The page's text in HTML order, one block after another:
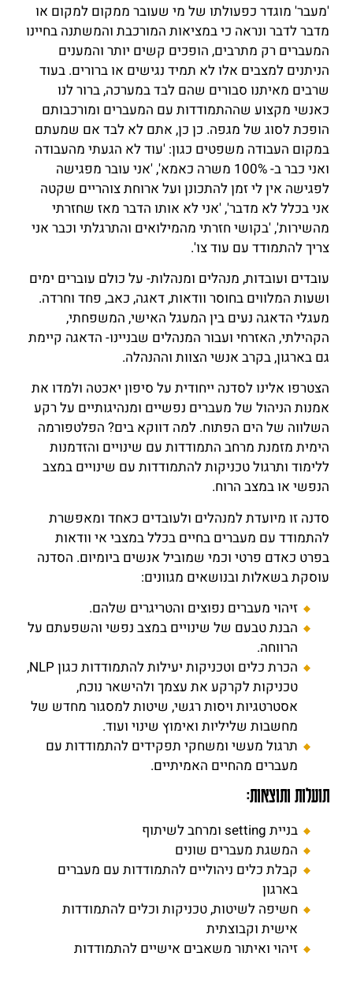
'מעבר' מוגדר כפעולתו של מי שעובר ממקום למקום או
מדבר לדבר ונראה כי במציאות המורכבת והמשתנה בחיינו
המעברים רק מתרבים, הופכים קשים יותר והמענים
הניתנים למצבים אלו לא תמיד נגישים או ברורים. בעוד
שרבים מאיתנו סבורים שהם לבד במערכה, ברור לנו
כאנשי מקצוע שההתמודדות עם המעברים ומורכבותם
הופכת לסוג של מגפה. כן כן, אתם לא לבד אם שמעתם
במקום העבודה משפטים כגון: 'עוד לא הגעתי מהעבודה
ואני כבר ב- 100% משרה כאמא', 'אני עובר מפגישה
לפגישה אין לי זמן להתכונן ועל ארוחת צוהריים שקטה
אני בכלל לא מדבר', 'אני לא אותו הדבר מאז שחזרתי
מהשירות', 'בקושי חזרתי מהמילואים והתרגלתי וכבר אני
צריך להתמודד עם עוד צו'.
עובדים ועובדות, מנהלים ומנהלות- על כולם עוברים ימים
ושעות המלווים בחוסר וודאות, דאגה, כאב, פחד וחרדה.
מעגלי הדאגה נעים בין המעגל האישי, המשפחתי,
הקהילתי, האזרחי ועבור המנהלים שבניינו- הדאגה קיימת
גם בארגון, בקרב אנשי הצוות וההנהלה.
הצטרפו אלינו לסדנה ייחודית על סיפון יאכטה ולמדו את
אמנות הניהול של מעברים נפשיים ומנהיגותיים על רקע
השלווה של הים הפתוח. למה דווקא בים? הפלטפורמה
הימית מזמנת מרחב התמודדות עם שינויים והזדמנות
ללימוד ותרגול טכניקות להתמודדות עם שינויים במצב
הנפשי או במצב הרוח.
סדנה זו מיועדת למנהלים ולעובדים כאחד ומאפשרת
להתמודד עם מעברים בחיים בכלל במצבי אי וודאות
בפרט כאדם פרטי וכמי שמוביל אנשים ביומיום. הסדנה
עוסקת בשאלות ובנושאים מגוונים:
זיהוי מעברים נפוצים והטריגרים שלהם.
הבנת טבעם של שינויים במצב נפשי והשפעתם על
הרווחה.
הכרת כלים וטכניקות יעילות להתמודדות כגון NLP,
טכניקות לקרקע את עצמך ולהישאר נוכח,
אסטרטגיות ויסות רגשי, שיטות למסגור מחדש של
מחשבות שליליות ואימוץ שינוי ועוד.
תרגול מעשי ומשחקי תפקידים להתמודדות עם
מעברים מהחיים האמיתיים.
תועלות ותוצאות:
בניית setting ומרחב לשיתוף
המשגת מעברים שונים
קבלת כלים ניהוליים להתמודדות עם מעברים
בארגון
חשיפה לשיטות, טכניקות וכלים להתמודדות
אישית וקבוצתית
זיהוי ואיתור משאבים אישיים להתמודדות